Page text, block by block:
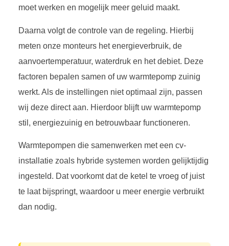
moet werken en mogelijk meer geluid maakt.
Daarna volgt de controle van de regeling. Hierbij
meten onze monteurs het energieverbruik, de
aanvoertemperatuur, waterdruk en het debiet. Deze
factoren bepalen samen of uw warmtepomp zuinig
werkt. Als de instellingen niet optimaal zijn, passen
wij deze direct aan. Hierdoor blijft uw warmtepomp
stil, energiezuinig en betrouwbaar functioneren.
Warmtepompen die samenwerken met een cv-
installatie zoals hybride systemen worden gelijktijdig
ingesteld. Dat voorkomt dat de ketel te vroeg of juist
te laat bijspringt, waardoor u meer energie verbruikt
dan nodig.